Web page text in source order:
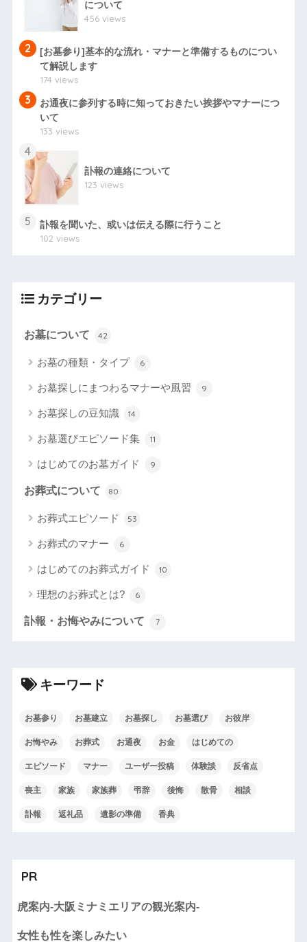
について
456 views
2
[お墓参り]基本的な流れ・マナーと準備するものについ
て解説します
174 views
3
お通夜に参列する時に知っておきたい挨拶やマナーにつ
いて
133 views
4
訃報の連絡について
123 views
5
訃報を聞いた、或いは伝える際に行うこと
102 views
カテゴリー
お墓について 42
お墓の種類・タイプ 6
お墓探しにまつわるマナーや風習 9
お墓探しの豆知識 14
お墓選びエピソード集 11
はじめてのお墓ガイド 9
お葬式について 80
お葬式エピソード 53
お葬式のマナー 6
はじめてのお葬式ガイド 10
理想のお葬式とは? 6
訃報・お悔やみについて 7
キーワード
お墓参り お墓建立 お墓探し お墓選び お彼岸
お悔やみ お葬式 お通夜 お金 はじめての
エピソード マナー ユーザー投稿 体験談 反省点
喪主 家族 家族葬 弔辞 後悔 散骨 相談
訃報 返礼品 遺影の準備 香典
PR
虎案内-大阪ミナミエリアの観光案内-
女性も性を楽しみたい